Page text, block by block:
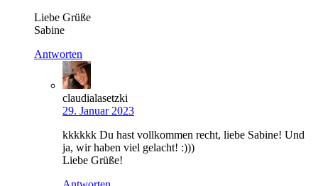
Liebe Grüße
Sabine
Antworten
claudialasetzki
29. Januar 2023
kkkkkk Du hast vollkommen recht, liebe Sabine! Und
ja, wir haben viel gelacht! :)))
Liebe Grüße!